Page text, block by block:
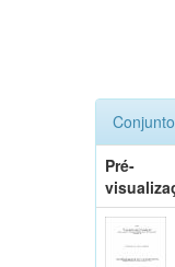
Pré-